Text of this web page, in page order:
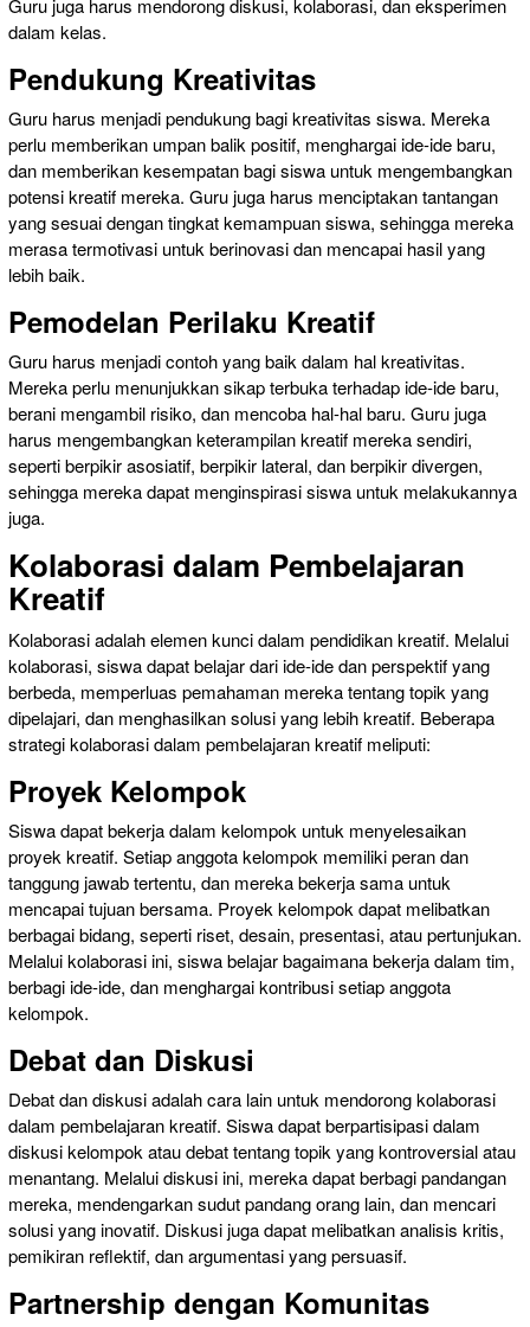
dalam kelas.
Pendukung Kreativitas
Guru harus menjadi pendukung bagi kreativitas siswa. Mereka
perlu memberikan umpan balik positif, menghargai ide-ide baru,
dan memberikan kesempatan bagi siswa untuk mengembangkan
potensi kreatif mereka. Guru juga harus menciptakan tantangan
yang sesuai dengan tingkat kemampuan siswa, sehingga mereka
merasa termotivasi untuk berinovasi dan mencapai hasil yang
lebih baik.
Pemodelan Perilaku Kreatif
Guru harus menjadi contoh yang baik dalam hal kreativitas.
Mereka perlu menunjukkan sikap terbuka terhadap ide-ide baru,
berani mengambil risiko, dan mencoba hal-hal baru. Guru juga
harus mengembangkan keterampilan kreatif mereka sendiri,
seperti berpikir asosiatif, berpikir lateral, dan berpikir divergen,
sehingga mereka dapat menginspirasi siswa untuk melakukannya
juga.
Kolaborasi dalam Pembelajaran
Kreatif
Kolaborasi adalah elemen kunci dalam pendidikan kreatif. Melalui
kolaborasi, siswa dapat belajar dari ide-ide dan perspektif yang
berbeda, memperluas pemahaman mereka tentang topik yang
dipelajari, dan menghasilkan solusi yang lebih kreatif. Beberapa
strategi kolaborasi dalam pembelajaran kreatif meliputi:
Proyek Kelompok
Siswa dapat bekerja dalam kelompok untuk menyelesaikan
proyek kreatif. Setiap anggota kelompok memiliki peran dan
tanggung jawab tertentu, dan mereka bekerja sama untuk
mencapai tujuan bersama. Proyek kelompok dapat melibatkan
berbagai bidang, seperti riset, desain, presentasi, atau pertunjukan.
Melalui kolaborasi ini, siswa belajar bagaimana bekerja dalam tim,
berbagi ide-ide, dan menghargai kontribusi setiap anggota
kelompok.
Debat dan Diskusi
Debat dan diskusi adalah cara lain untuk mendorong kolaborasi
dalam pembelajaran kreatif. Siswa dapat berpartisipasi dalam
diskusi kelompok atau debat tentang topik yang kontroversial atau
menantang. Melalui diskusi ini, mereka dapat berbagi pandangan
mereka, mendengarkan sudut pandang orang lain, dan mencari
solusi yang inovatif. Diskusi juga dapat melibatkan analisis kritis,
pemikiran reflektif, dan argumentasi yang persuasif.
Partnership dengan Komunitas